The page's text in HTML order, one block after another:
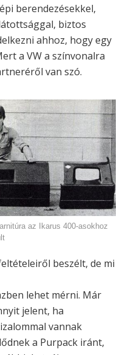
berendezésekkel,
biztos
ahhoz, hogy egy
a VW a színvonalra
van szó.
az Ikarus 400-asokhoz
beszélt, de mi
lehet mérni. Már
jelent, ha
vannak
a Purpack iránt,